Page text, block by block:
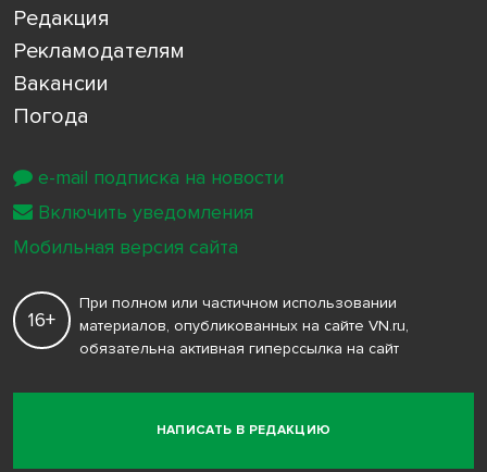
Редакция
Рекламодателям
Вакансии
Погода
НАПИСАТЬ В РЕДАКЦИЮ
16+
При полном или частичном использовании
материалов, опубликованных на сайте VN.ru,
обязательна активная гиперссылка на сайт
e-mail подписка на новости
Включить уведомления
Мобильная версия сайта